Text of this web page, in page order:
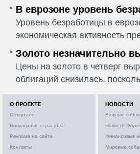
В еврозоне уровень
Уровень безработицы в
экономическая активность
Золото незначительно
Цены на золото в четверг
облигаций снизилась,
О ПРОЕКТЕ
О портале
Популярные страницы
Реклама на сайте
Контакты
НОВОСТИ
Важные
Новости
Финансовые
Мировые